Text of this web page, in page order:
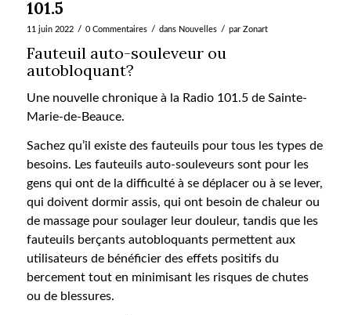
101.5
11 juin 2022 / 0 Commentaires / dans Nouvelles / par Zonart
Fauteuil auto-souleveur ou
autobloquant?
Une nouvelle chronique à la Radio 101.5 de Sainte-
Marie-de-Beauce.
Sachez qu’il existe des fauteuils pour tous les types de
besoins. Les fauteuils auto-souleveurs sont pour les
gens qui ont de la difficulté à se déplacer ou à se lever,
qui doivent dormir assis, qui ont besoin de chaleur ou
de massage pour soulager leur douleur, tandis que les
fauteuils berçants autobloquants permettent aux
utilisateurs de bénéficier des effets positifs du
bercement tout en minimisant les risques de chutes
ou de blessures.